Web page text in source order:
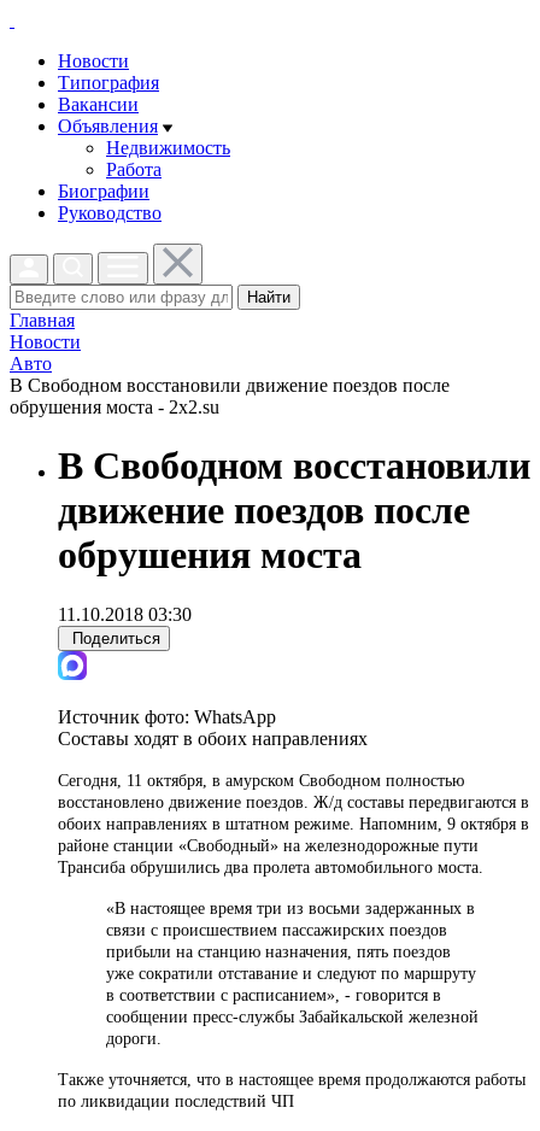
Новости
Типография
Вакансии
Объявления
Недвижимость
Работа
Биографии
Руководство
Найти
Главная
Новости
Авто
В Свободном восстановили движение поездов после
обрушения моста - 2x2.su
В Свободном восстановили
движение поездов после
обрушения моста
11.10.2018 03:30
Поделиться
Источник фото: WhatsApp
Составы ходят в обоих направлениях
Сегодня, 11 октября, в амурском Свободном полностью
восстановлено движение поездов. Ж/д составы передвигаются в
обоих направлениях в штатном режиме. Напомним, 9 октября в
районе станции «Свободный» на железнодорожные пути
Трансиба обрушились два пролета автомобильного моста.
«В настоящее время три из восьми задержанных в
связи с происшествием пассажирских поездов
прибыли на станцию назначения, пять поездов
уже сократили отставание и следуют по маршруту
в соответствии с расписанием», - говорится в
сообщении пресс-службы Забайкальской железной
дороги.
Также уточняется, что в настоящее время продолжаются работы
по ликвидации последствий ЧП